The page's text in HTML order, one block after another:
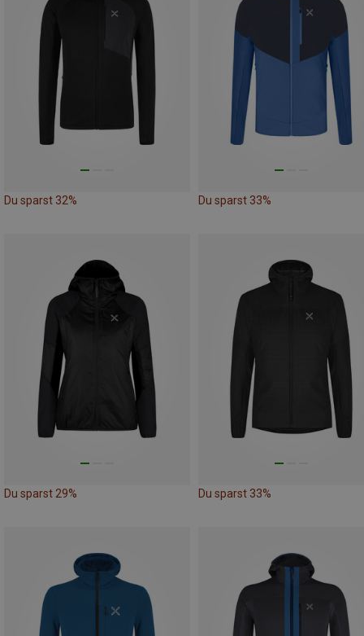
Du sparst 32% Du sparst 33%
Du sparst 29% Du sparst 33%